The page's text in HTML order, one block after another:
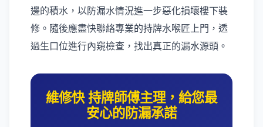
邊的積水，以防漏水情況進一步惡化損壞樓下裝
修。隨後應盡快聯絡專業的持牌水喉匠上門，透
過生口位進行內窺檢查，找出真正的漏水源頭。
維修快 持牌師傅主理，給您最
安心的防漏承諾